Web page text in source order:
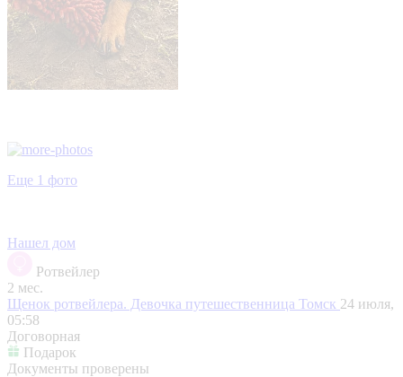
Еще 1 фото
Нашел дом
Ротвейлер
2 мес.
Щенок ротвейлера. Девочка путешественница Томск 24 июля,
05:58
Договорная
Подарок
Документы проверены